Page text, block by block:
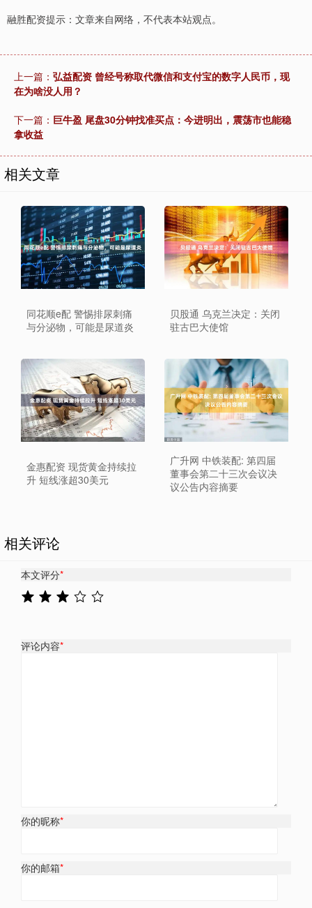
融胜配资提示：文章来自网络，不代表本站观点。
上一篇： 弘益配资 曾经号称取代微信和支付宝的数字人民币，现
在为啥没人用？
下一篇： 巨牛盈 尾盘30分钟找准买点：今进明出，震荡市也能稳
拿收益
相关文章
同花顺e配 警惕排尿刺痛
与分泌物，可能是尿道炎
贝股通 乌克兰决定：关闭
驻古巴大使馆
金惠配资 现货黄金持续拉
升 短线涨超30美元
广升网 中铁装配: 第四届
董事会第二十三次会议决
议公告内容摘要
相关评论
本文评分*
评论内容*
你的昵称*
你的邮箱*